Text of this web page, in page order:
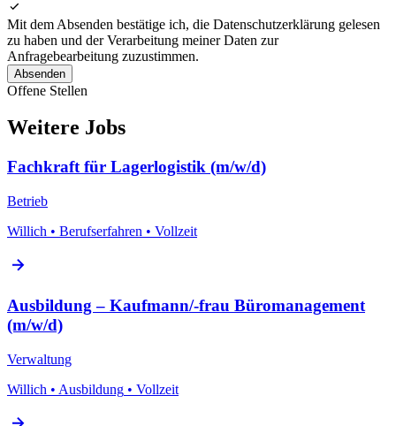
Mit dem Absenden bestätige ich, die Datenschutzerklärung gelesen
zu haben und der Verarbeitung meiner Daten zur
Anfragebearbeitung zuzustimmen.
Absenden
Offene Stellen
Weitere Jobs
Fachkraft für Lagerlogistik (m/w/d)
Betrieb
Willich • Berufserfahren • Vollzeit
Ausbildung – Kaufmann/-frau Büromanagement
(m/w/d)
Verwaltung
Willich • Ausbildung • Vollzeit